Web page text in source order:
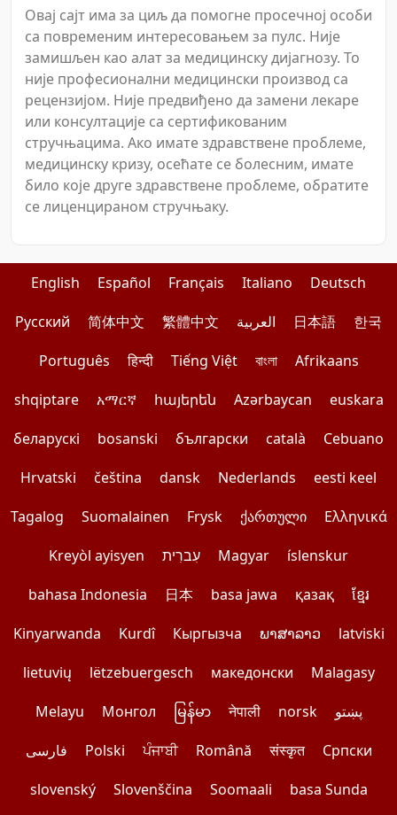
Овај сајт има за циљ да помогне просечној особи
са повременим интересовањем за пулс. Није
замишљен као алат за медицинску дијагнозу. То
није професионални медицински производ са
рецензијом. Није предвиђено да замени лекаре
или консултације са сертификованим
стручњацима. Ако имате здравствене проблеме,
медицинску кризу, осећате се болесним, имате
било које друге здравствене проблеме, обратите
се лиценцираном стручњаку.
English Español Français Italiano
Deutsch
Pусский
简体中文 繁體中文 العربية 日本語
한국
Português
हिन्दी Tiếng Việt বাংলা
Afrikaans
shqiptare
አማርኛ հայերեն Azərbaycan
euskara
беларускі
bosanski български català
Cebuano
Hrvatski
čeština dansk Nederlands
eesti keel
Tagalog
Suomalainen Frysk ქართული
Ελληνικά
Kreyòl ayisyen
עִברִית Magyar
íslenskur
bahasa Indonesia
日本 basa jawa қазақ
ខ្មែរ
Kinyarwanda
Kurdî Кыргызча ພາສາລາວ
latviski
lietuvių
lëtzebuergesch македонски
Malagasy
Melayu
Монгол မြန်မာ नेपाली norsk
پښتو
فارسی
Polski ਪੰਜਾਬੀ Română संस्कृत
Српски
slovenský
Slovenščina Soomaali basa Sunda